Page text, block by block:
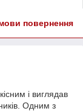
повернення
і виглядав
Одним з